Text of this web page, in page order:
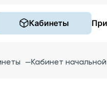
Кабинеты
—Кабинет